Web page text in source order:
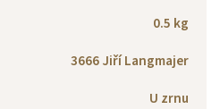
0.5 kg
3666 Jiří Langmajer
U zrnu